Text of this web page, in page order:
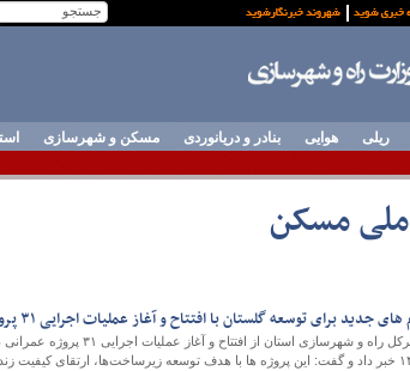
ریلی هوایی بنادر و دریانوردی مسکن و شهرسازی
مسکن
جدید برای توسعه گلستان با افتتاح و آغاز عملیات اجرایی ۳۱ پروژه عمرانی در دهه فجر
مدیرکل راه و شهرسازی
۱۴۰۴ خبر داد و گفت: این پروژه‌ ها با هدف توسعه زیرساخت‌ها، ارتقای